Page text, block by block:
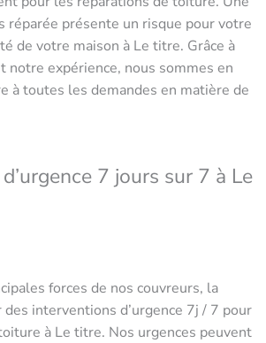
réparée présente un risque pour votre
de votre maison à Le titre. Grâce à
notre expérience, nous sommes en
à toutes les demandes en matière de
7 jours sur 7 à Le
forces de nos couvreurs, la
interventions d’urgence 7j / 7 pour
à Le titre. Nos urgences peuvent